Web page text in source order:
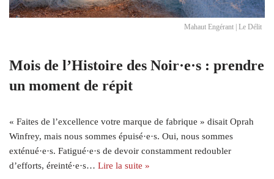
Mahaut Engérant | Le Délit
Mois de l’Histoire des Noir·e·s : prendre
un moment de répit
« Faites de l’excellence votre marque de fabrique » disait Oprah
Winfrey, mais nous sommes épuisé·e·s. Oui, nous sommes
exténué·e·s. Fatigué·e·s de devoir constamment redoubler
d’efforts, éreinté·e·s… Lire la suite »